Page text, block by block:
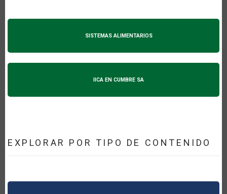
SISTEMAS ALIMENTARIOS
IICA EN CUMBRE SA
EXPLORAR POR TIPO DE CONTENIDO